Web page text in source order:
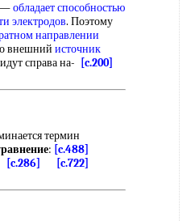
—обладает способностью
электродов. Поэтому
направлении
внешний источник
справа на- [c.200]
термин
: [c.488]
[c.286]
[c.722]